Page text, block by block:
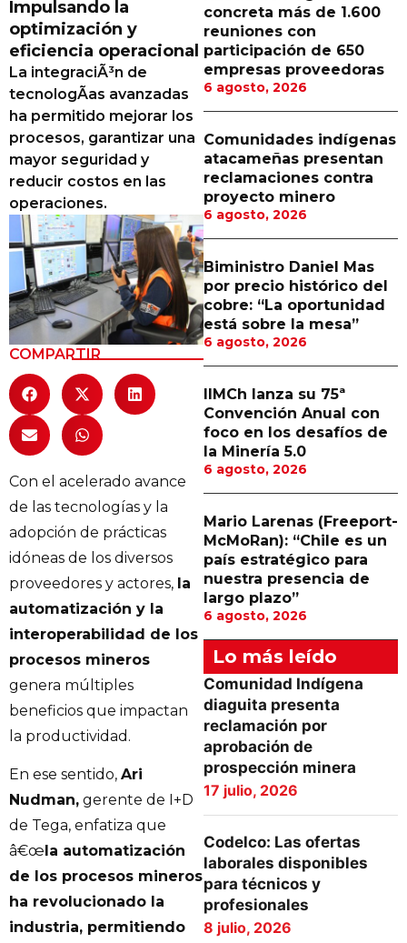
Proveedores
Canal Digital
Columnas de Opinión
Designaciones
Calendario de Eventos
Revistas Digital
Siguenos
Impulsando la
optimización y
eficiencia operacional
La integraciÃ³n de
tecnologÃ­as avanzadas
ha permitido mejorar los
procesos, garantizar una
mayor seguridad y
reducir costos en las
operaciones.
COMPARTIR
Con el acelerado avance
de las tecnologías y la
adopción de prácticas
idóneas de los diversos
proveedores y actores, la
automatización y la
interoperabilidad de los
procesos mineros
genera múltiples
beneficios que impactan
la productividad.
En ese sentido, Ari
Nudman, gerente de I+D
de Tega, enfatiza que
â€œla automatización
de los procesos mineros
ha revolucionado la
industria, permitiendo
concreta más de 1.600
reuniones con
participación de 650
empresas proveedoras
6 agosto, 2026
Comunidades indígenas
atacameñas presentan
reclamaciones contra
proyecto minero
6 agosto, 2026
Biministro Daniel Mas
por precio histórico del
cobre: “La oportunidad
está sobre la mesa”
6 agosto, 2026
IIMCh lanza su 75ª
Convención Anual con
foco en los desafíos de
la Minería 5.0
6 agosto, 2026
Mario Larenas (Freeport-
McMoRan): “Chile es un
país estratégico para
nuestra presencia de
largo plazo”
6 agosto, 2026
Lo más leído
Comunidad Indígena
diaguita presenta
reclamación por
aprobación de
prospección minera
17 julio, 2026
Codelco: Las ofertas
laborales disponibles
para técnicos y
profesionales
8 julio, 2026